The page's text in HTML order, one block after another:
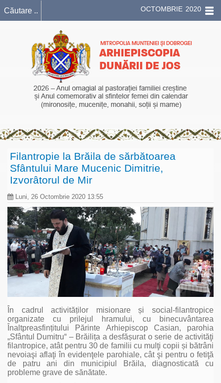
OCTOMBRIE 2020
Filantropie la Brăila de sărbătoarea
Sfântului Mare Mucenic Dimitrie,
Izvorâtorul de Mir
Luni, 26 Octombrie 2020 13:55
În cadrul activităților misionare și social-filantropice
organizate cu prilejul hramului, cu binecuvântarea
Înaltpreasfințitului Părinte Arhiepiscop Casian, parohia
„Sfântul Dumitru“ – Brăilița a desfășurat o serie de activităţi
filantropice, atât pentru 30 de familii cu mulţi copii și bătrâni
nevoiaşi aflaţi în evidenţele parohiale, cât şi pentru o fetiţă
de patru ani din municipiul Brăila, diagnosticată cu
probleme grave de sănătate.